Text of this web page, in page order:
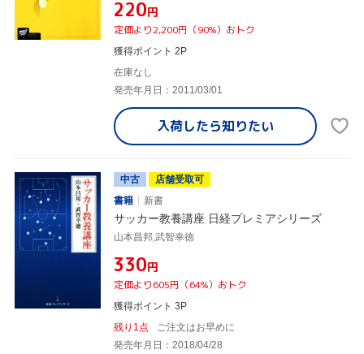
¥220円
定価より2,200円（90%）おトク
獲得ポイント 2P
在庫なし
発売年月日：2011/03/01
入荷したら知りたい
中古
店舗受取可
書籍
新書
サッカー教養講座 日経プレミアシリーズ
山本昌邦,武智幸徳
¥330円
定価より605円（64%）おトク
獲得ポイント 3P
残り1点
ご注文はお早めに
発売年月日：2018/04/28